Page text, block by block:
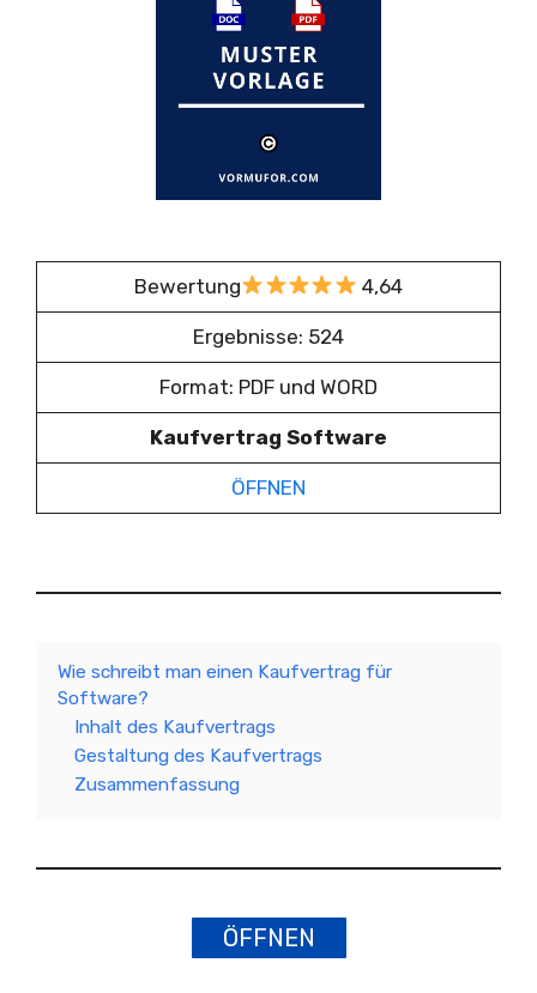
Bewertung 4,64
Ergebnisse: 524
Format: PDF und WORD
Kaufvertrag Software
ÖFFNEN
Wie schreibt man einen Kaufvertrag für
Software?
Inhalt des Kaufvertrags
Gestaltung des Kaufvertrags
Zusammenfassung
ÖFFNEN